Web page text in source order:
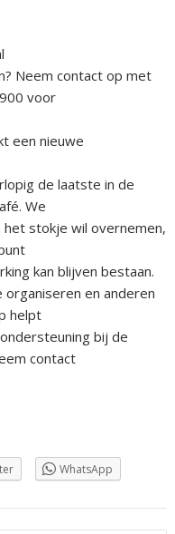
Neem contact op met
voor
een nieuwe
de laatste in de
We
stokje wil overnemen,
kan blijven bestaan.
en anderen
helpt
bij de
contact
WhatsApp